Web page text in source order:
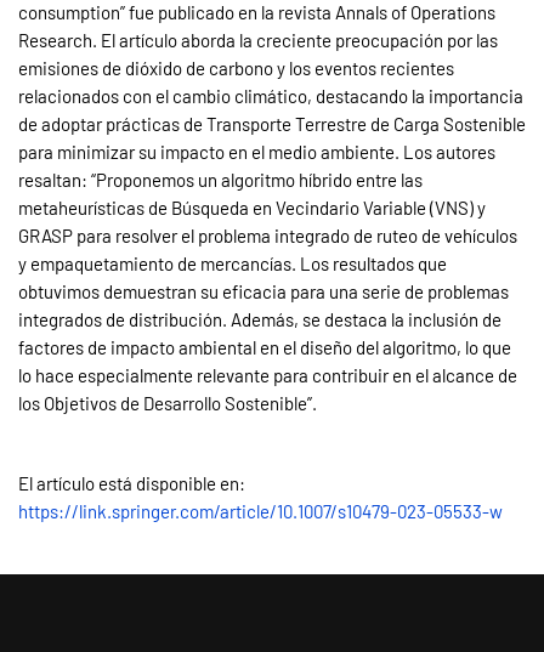
consumption” fue publicado en la revista Annals of Operations
Research. El artículo aborda la creciente preocupación por las
emisiones de dióxido de carbono y los eventos recientes
relacionados con el cambio climático, destacando la importancia
de adoptar prácticas de Transporte Terrestre de Carga Sostenible
para minimizar su impacto en el medio ambiente. Los autores
resaltan: “Proponemos un algoritmo híbrido entre las
metaheurísticas de Búsqueda en Vecindario Variable (VNS) y
GRASP para resolver el problema integrado de ruteo de vehículos
y empaquetamiento de mercancías. Los resultados que
obtuvimos demuestran su eficacia para una serie de problemas
integrados de distribución. Además, se destaca la inclusión de
factores de impacto ambiental en el diseño del algoritmo, lo que
lo hace especialmente relevante para contribuir en el alcance de
los Objetivos de Desarrollo Sostenible”.
El artículo está disponible en:
https://link.springer.com/article/10.1007/s10479-023-05533-w